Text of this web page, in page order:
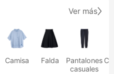
Ver más
Camisa Falda
Pantalones
casuales